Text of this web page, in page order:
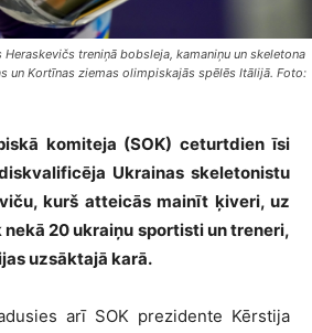
treniņā bobsleja, kamaniņu un skeletona
un Kortīnas ziemas olimpiskajās spēlēs Itālijā. Foto:
komiteja (SOK) ceturtdien īsi
Ukrainas skeletonistu
kurš atteicās mainīt ķiveri, uz
20 ukraiņu sportisti un treneri,
uzsāktajā karā.
arī SOK prezidente Kērstija